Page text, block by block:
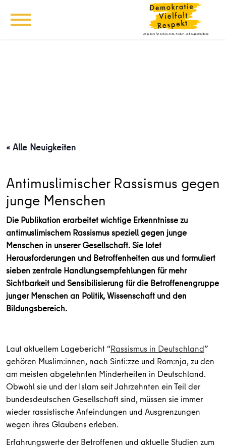
« Alle Neuigkeiten
Antimuslimischer Rassismus gegen
junge Menschen
Die Publikation erarbeitet wichtige Erkenntnisse zu
antimuslimischem Rassismus speziell gegen junge
Menschen in unserer Gesellschaft. Sie lotet
Herausforderungen und Betroffenheiten aus und formuliert
sieben zentrale Handlungsempfehlungen für mehr
Sichtbarkeit und Sensibilisierung für die Betroffenengruppe
junger Menschen an Politik, Wissenschaft und den
Bildungsbereich.
Laut aktuellem Lagebericht “Rassismus in Deutschland”
gehören Muslim:innen, nach Sinti:zze und Rom:nja, zu den
am meisten abgelehnten Minderheiten in Deutschland.
Obwohl sie und der Islam seit Jahrzehnten ein Teil der
bundesdeutschen Gesellschaft sind, müssen sie immer
wieder rassistische Anfeindungen und Ausgrenzungen
wegen ihres Glaubens erleben.
Erfahrungswerte der Betroffenen und aktuelle Studien zum